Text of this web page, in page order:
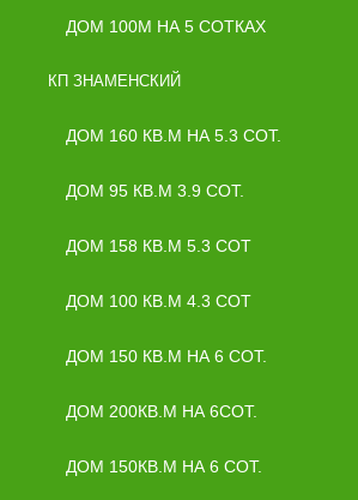
ДОМ 100М НА 5 СОТКАХ
КП ЗНАМЕНСКИЙ
ДОМ 160 КВ.М НА 5.3 СОТ.
ДОМ 95 КВ.М 3.9 СОТ.
ДОМ 158 КВ.М 5.3 СОТ
ДОМ 100 КВ.М 4.3 СОТ
ДОМ 150 КВ.М НА 6 СОТ.
ДОМ 200КВ.М НА 6СОТ.
ДОМ 150КВ.М НА 6 СОТ.